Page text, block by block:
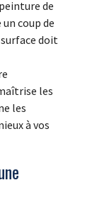
de
coup de
doit
les
les
à vos